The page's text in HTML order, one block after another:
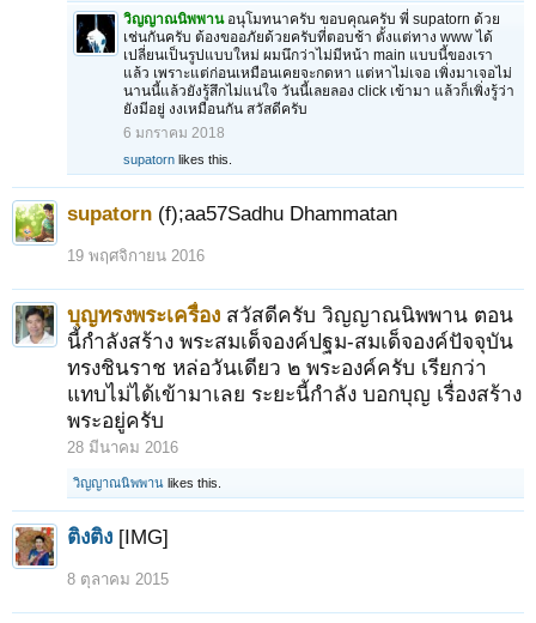
วิญญาณนิพพาน อนุโมทนาครับ ขอบคุณครับ พี่ supatorn ด้วย
เช่นกันครับ ต้องขออภัยด้วยครับที่ตอบช้า ตั้งแต่ทาง www ได้
เปลี่ยนเป็นรูปแบบใหม่ ผมนึกว่าไม่มีหน้า main แบบนี้ของเรา
แล้ว เพราะแต่ก่อนเหมือนเคยจะกดหา แต่หาไม่เจอ เพิ่งมาเจอไม่
นานนี้แล้วยังรู้สึกไม่แน่ใจ วันนี้เลยลอง click เข้ามา แล้วก็เพิ่งรู้ว่า
ยังมีอยู่ งงเหมือนกัน สวัสดีครับ
6 มกราคม 2018
supatorn likes this.
supatorn (f);aa57Sadhu Dhammatan
19 พฤศจิกายน 2016
บุญทรงพระเครื่อง สวัสดีครับ วิญญาณนิพพาน ตอน
นี้กำลังสร้าง พระสมเด็จองค์ปฐม-สมเด็จองค์ปัจจุบัน
ทรงชินราช หล่อวันเดียว ๒ พระองค์ครับ เรียกว่า
แทบไม่ได้เข้ามาเลย ระยะนี้กำลัง บอกบุญ เรื่องสร้าง
พระอยู่ครับ
28 มีนาคม 2016
วิญญาณนิพพาน likes this.
ติงติง [IMG]
8 ตุลาคม 2015